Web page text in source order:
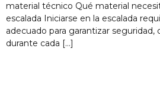
material técnico Qué material
escalada Iniciarse en la escalada
adecuado para garantizar
durante cada […]